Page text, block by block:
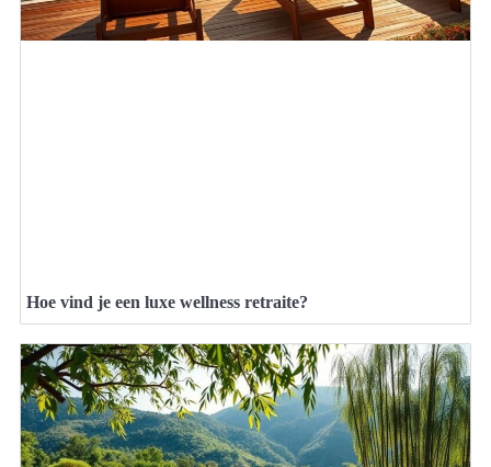
Hoe vind je een luxe wellness retraite?